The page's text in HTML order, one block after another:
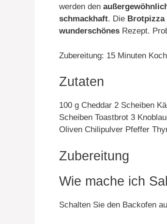
werden den
schmackhaft. Die
wunderschönes Rezept.
Zubereitung: 15 Minuten
Zutaten
100 g Cheddar 2 Scheiben
Scheiben Toastbrot 3
Oliven Chilipulver Pfeffer
Zubereitung
Wie mache ich
Schalten Sie den Backofen